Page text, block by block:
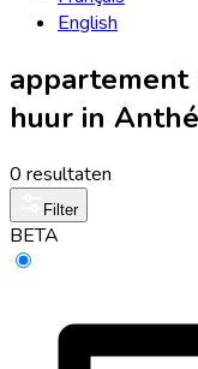
English
appartement
huur in
0 resultaten
Filter
BETA